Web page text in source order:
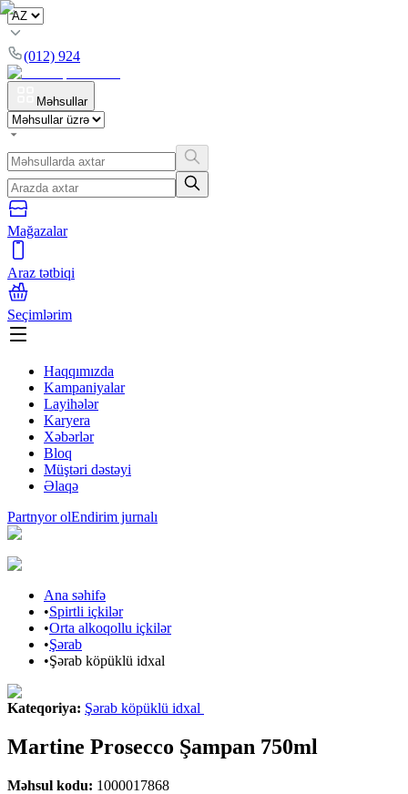
(012) 924
Məhsullar
Mağazalar
Araz tətbiqi
Seçimlərim
Haqqımızda
Kampaniyalar
Layihələr
Karyera
Xəbərlər
Bloq
Müştəri dəstəyi
Əlaqə
Partnyor olEndirim jurnalı
Ana səhifə
•Spirtli içkilər
•Orta alkoqollu içkilər
•Şərab
•Şərab köpüklü idxal
Kateqoriya: Şərab köpüklü idxal
Martine Prosecco Şampan 750ml
Məhsul kodu: 1000017868